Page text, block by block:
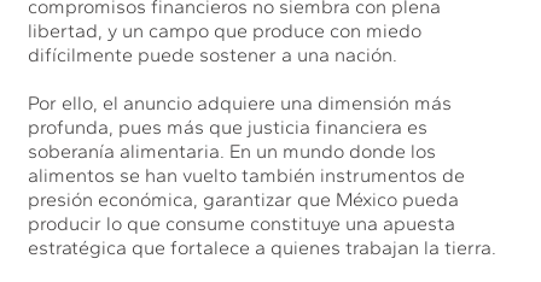
compromisos financieros no siembra con plena
libertad, y un campo que produce con miedo
difícilmente puede sostener a una nación.
Por ello, el anuncio adquiere una dimensión más
profunda, pues más que justicia financiera es
soberanía alimentaria. En un mundo donde los
alimentos se han vuelto también instrumentos de
presión económica, garantizar que México pueda
producir lo que consume constituye una apuesta
estratégica que fortalece a quienes trabajan la tierra.